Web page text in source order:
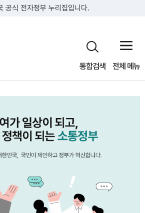
공식 전자정부 누리집입니다.
통합검색 전체 메뉴